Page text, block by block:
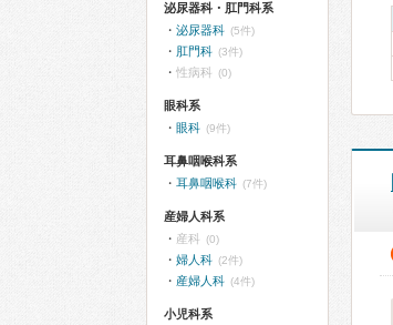
泌尿器科・肛門科系
泌尿器科 (5件)
肛門科 (3件)
性病科 (0)
眼科系
眼科 (9件)
耳鼻咽喉科系
耳鼻咽喉科 (7件)
産婦人科系
産科 (0)
婦人科 (2件)
産婦人科 (4件)
小児科系